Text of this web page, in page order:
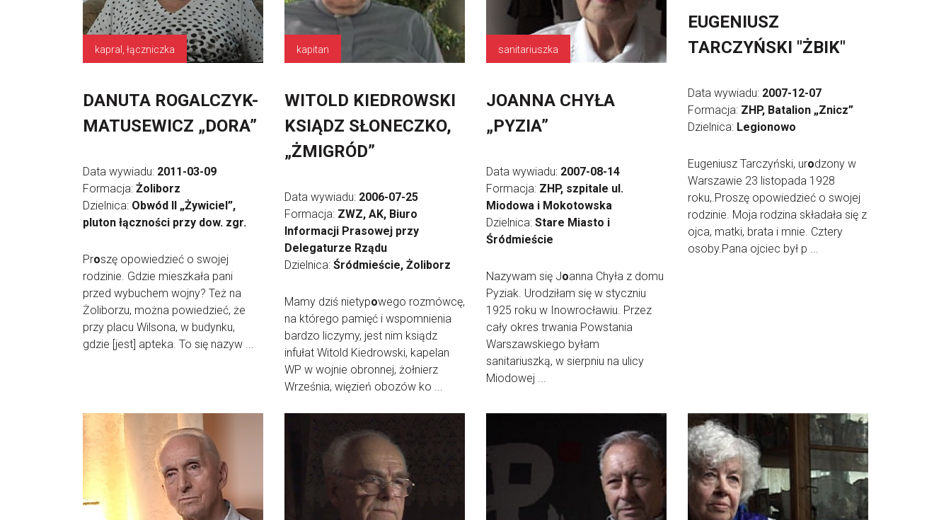
kapral, łączniczka
DANUTA ROGALCZYK-
MATUSEWICZ „DORA”
Data wywiadu: 2011-03-09
Formacja: Żoliborz
Dzielnica: Obwód II „Żywiciel”,
pluton łączności przy dow. zgr.
Proszę opowiedzieć o swojej
rodzinie. Gdzie mieszkała pani
przed wybuchem wojny? Też na
Żoliborzu, można powiedzieć, że
przy placu Wilsona, w budynku,
gdzie [jest] apteka. To się nazyw ...
kapitan
WITOLD KIEDROWSKI
KSIĄDZ SŁONECZKO,
„ŻMIGRÓD”
Data wywiadu: 2006-07-25
Formacja: ZWZ, AK, Biuro
Informacji Prasowej przy
Delegaturze Rządu
Dzielnica: Śródmieście, Żoliborz
Mamy dziś nietypowego rozmówcę,
na którego pamięć i wspomnienia
bardzo liczymy, jest nim ksiądz
infułat Witold Kiedrowski, kapelan
WP w wojnie obronnej, żołnierz
Września, więzień obozów ko ...
sanitariuszka
JOANNA CHYŁA
„PYZIA”
Data wywiadu: 2007-08-14
Formacja: ZHP, szpitale ul.
Miodowa i Mokotowska
Dzielnica: Stare Miasto i
Śródmieście
Nazywam się Joanna Chyła z domu
Pyziak. Urodziłam się w styczniu
1925 roku w Inowrocławiu. Przez
cały okres trwania Powstania
Warszawskiego byłam
sanitariuszką, w sierpniu na ulicy
Miodowej ...
EUGENIUSZ
TARCZYŃSKI "ŻBIK"
Data wywiadu: 2007-12-07
Formacja: ZHP, Batalion „Znicz”
Dzielnica: Legionowo
Eugeniusz Tarczyński, urodzony w
Warszawie 23 listopada 1928
roku,.Proszę opowiedzieć o swojej
rodzinie. Moja rodzina składała się z
ojca, matki, brata i mnie. Cztery
osoby.Pana ojciec był p ...